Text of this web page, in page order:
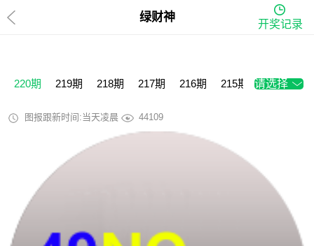
绿财神
开奖记录
220期 219期 218期 217期 216期 215期 214期
请选择
图报跟新时间:当天凌晨 44109